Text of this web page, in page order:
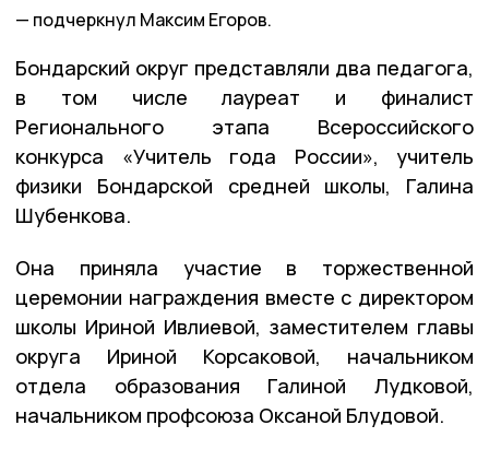
подчеркнул Максим Егоров.
Бондарский округ представляли два педагога,
в том числе лауреат и финалист
Регионального этапа Всероссийского
конкурса «Учитель года России», учитель
физики Бондарской средней школы, Галина
Шубенкова.
Она приняла участие в торжественной
церемонии награждения вместе с директором
школы Ириной Ивлиевой, заместителем главы
округа Ириной Корсаковой, начальником
отдела образования Галиной Лудковой,
начальником профсоюза Оксаной Блудовой.